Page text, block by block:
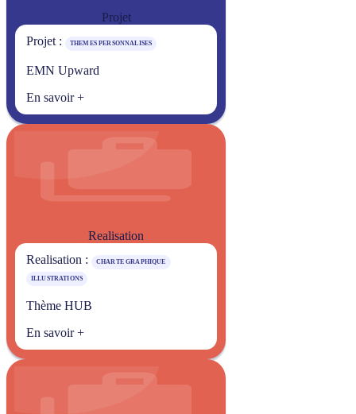
Projet
Projet :
THEMES PERSONNALISES
EMN Upward
En savoir +
Realisation
Realisation :
CHARTE GRAPHIQUE
ILLUSTRATIONS
Thème HUB
En savoir +